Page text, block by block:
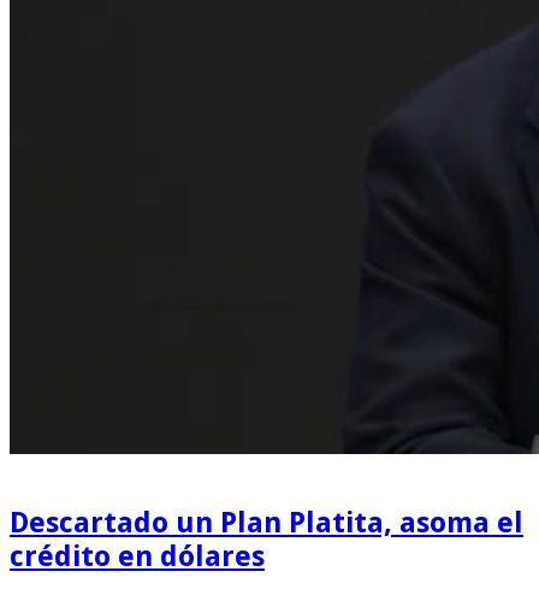
Descartado un Plan Platita, asoma el
crédito en dólares